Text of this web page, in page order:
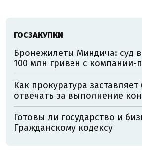
ГОСЗАКУПКИ
Бронежилеты Миндича: суд
100 млн гривен с компании-
Как прокуратура заставляет
отвечать за выполнение
Готовы ли государство и
Гражданскому кодексу